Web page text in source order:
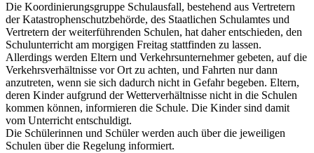
Die Koordinierungsgruppe Schulausfall, bestehend aus Vertretern
der Katastrophenschutzbehörde, des Staatlichen Schulamtes und
Vertretern der weiterführenden Schulen, hat daher entschieden, den
Schulunterricht am morgigen Freitag stattfinden zu lassen.
Allerdings werden Eltern und Verkehrsunternehmer gebeten, auf die
Verkehrsverhältnisse vor Ort zu achten, und Fahrten nur dann
anzutreten, wenn sie sich dadurch nicht in Gefahr begeben. Eltern,
deren Kinder aufgrund der Wetterverhältnisse nicht in die Schulen
kommen können, informieren die Schule. Die Kinder sind damit
vom Unterricht entschuldigt.
Die Schülerinnen und Schüler werden auch über die jeweiligen
Schulen über die Regelung informiert.